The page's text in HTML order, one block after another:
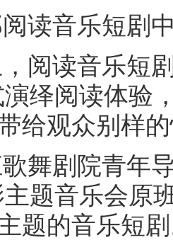
读音乐短剧
阅读音乐短
绎阅读体验
给观众别样
舞剧院青年
题音乐会原
题的音乐短